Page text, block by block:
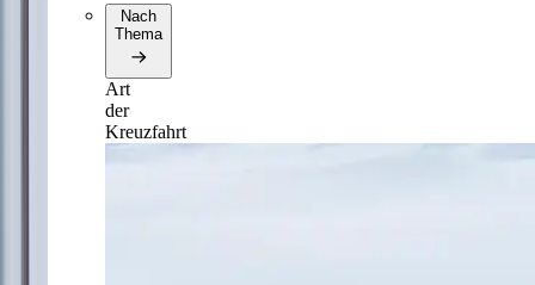
Nach
Thema
Art
der
Kreuzfahrt